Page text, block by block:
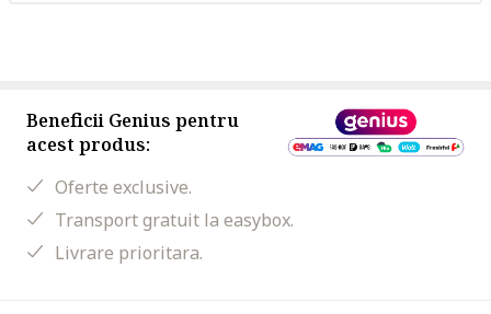
Beneficii Genius pentru
acest produs:
Oferte exclusive.
Transport gratuit la easybox.
Livrare prioritara.